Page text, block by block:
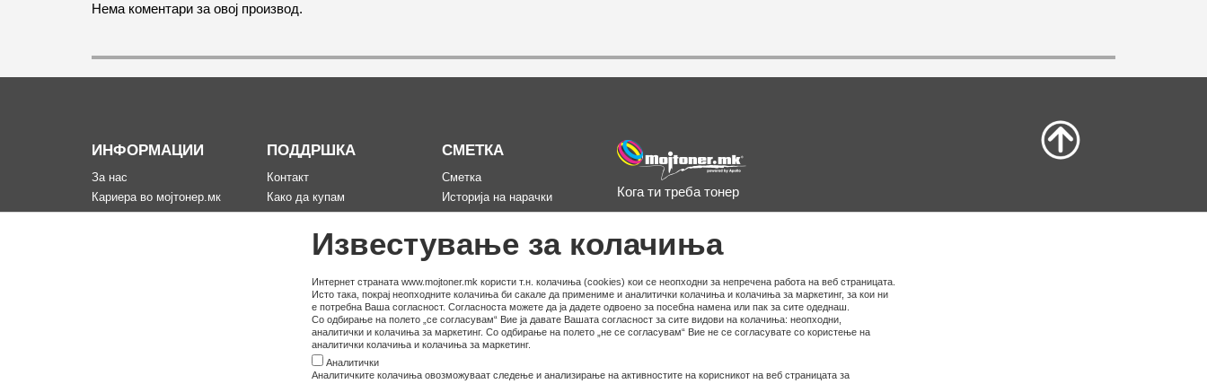
Известување за колачиња
Интернет страната www.mojtoner.mk користи т.н. колачиња (cookies) кои се неопходни за непречена работа на веб страницата.
Исто така, покрај неопходните колачиња би сакале да примениме и аналитички колачиња и колачиња за маркетинг, за кои ни
е потребна Ваша согласност. Согласноста можете да ја дадете одвоено за посебна намена или пак за сите одеднаш.
Со одбирање на полето „се согласувам“ Вие ја давате Вашата согласност за сите видови на колачиња: неопходни,
аналитички и колачиња за маркетинг. Со одбирање на полето „не се согласувам“ Вие не се согласувате со користење на
аналитички колачиња и колачиња за маркетинг.
Аналитички
Аналитичките колачиња овозможуваат следење и анализирање на активностите на корисникот на веб страницата за
Нема коментари за овој производ.
ИНФОРМАЦИИ
За нас
Кариера во мојтонер.мк
Информации за испорака
ПОДДРШКА
Контакт
Како да купам
Рекламација за производ
Мапа на сајтот
СМЕТКА
Сметка
Историја на нарачки
Омилени
Кога ти треба тонер